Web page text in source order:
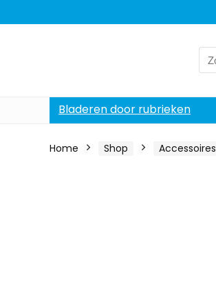
for:
Bladeren door rubrieken
Home Shop